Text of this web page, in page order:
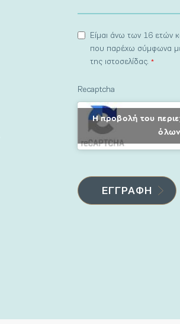
Είμαι άνω των 16 ετών
που παρέχω σύμφωνα
της ιστοσελίδας.*
Recaptcha
Η προβολή του